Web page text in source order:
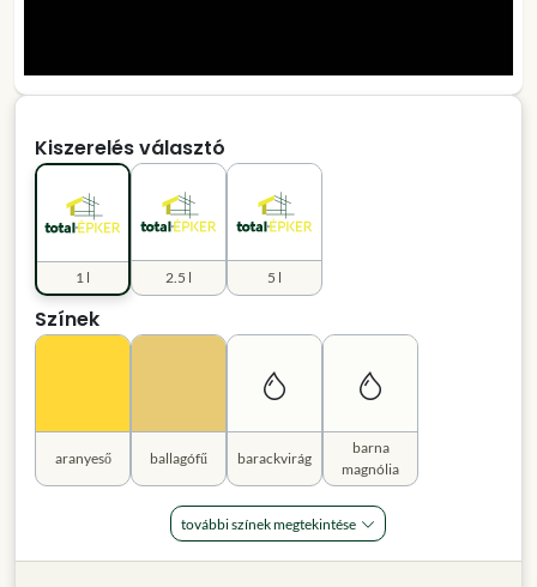
Kiszerelés választó
1 l 2.5 l 5 l
Színek
aranyeső ballagófű barackvirág
barna
magnólia
további színek megtekintése